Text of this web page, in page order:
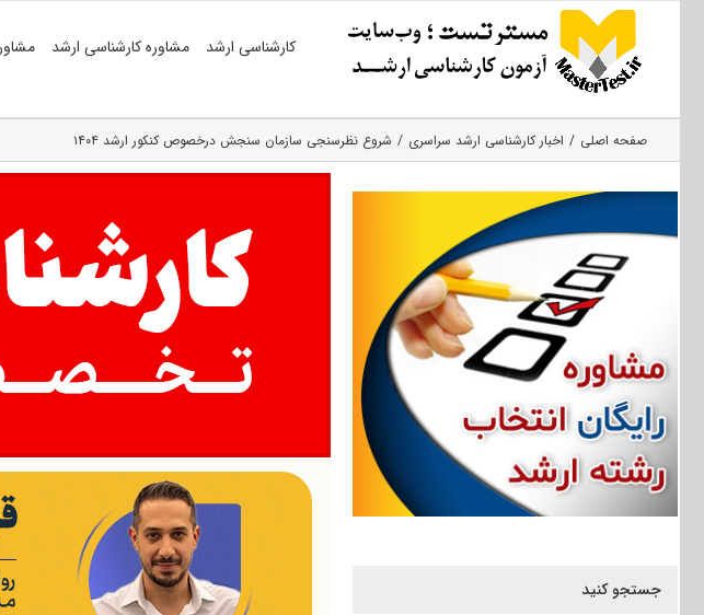
کارشناسی ارشد مشاوره کارشناسی ارشد
صفحه اصلی اخبار کارشناسی ارشد سراسری شروع نظرسنجی سازمان سنجش درخصوص کنکور ارشد ۱۴۰۴
جستجو کنید